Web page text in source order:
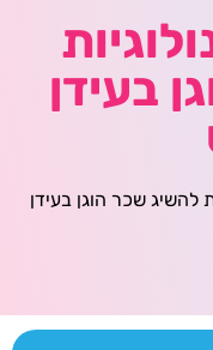
בעידן
להשיג שכר הוגן בעידן